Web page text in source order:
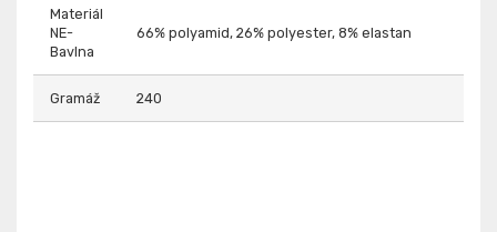
Materiál
NE-
Bavlna
66% polyamid, 26% polyester, 8% elastan
Gramáž 240